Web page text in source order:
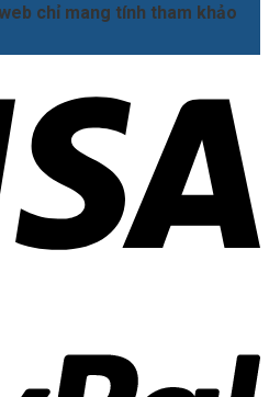
chỉ mang tính tham khảo